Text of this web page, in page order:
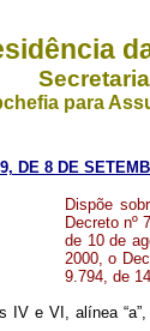
para
DE 8 DE
Dispõe
Decreto nº
de 10 de
2000, o
9.794, de
IV e VI, alínea